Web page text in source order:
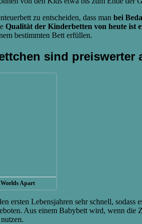
zu entscheiden, dass man bei
Qualität der Kinderbetten von heute ist
bestimmten Bett erfüllen.
sind preiswerter
Apart
ersten Lebensjahren sehr schnell, sodass
Aus einem Babybett wird, wenn die